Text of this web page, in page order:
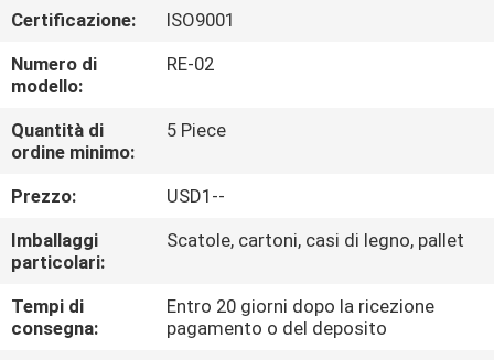
GIRO
DELLA
FABBRICA
CONTROLLO
DI
QUALITÀ
CONTATTICI
Certificazione:
ISO9001
Numero di
modello:
RE-02
Quantità di
ordine minimo:
5 Piece
Prezzo:
USD1--
Imballaggi
particolari:
Scatole, cartoni, casi di legno, pallet
Tempi di
consegna:
Entro 20 giorni dopo la ricezione
pagamento o del deposito